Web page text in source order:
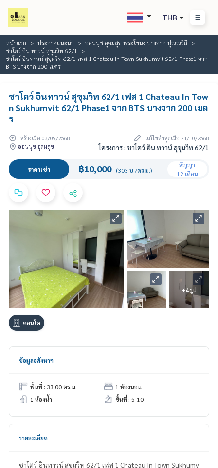
THB
หน้าแรก ประกาศแนะนำ
อ่อนนุช อุดมสุข พระโขนง บางจาก ปุณณวิถี
ชาโตว์ อิน ทาวน์ สุขุมวิท 62/1
ชาโตว์ อินทาวน์ สุขุมวิท 62/1 เฟส 1 Chateau In Town Sukhumvit 62/1 Phase1 จาก
BTS บางจาก 200 เมตร
ชาโตว์ อินทาวน์ สุขุมวิท 62/1 เฟส 1 Chateau In Tow
n Sukhumvit 62/1 Phase1 จาก BTS บางจาก 200 เมต
ร
สร้างเมื่อ 03/09/2568
แก้ไขล่าสุดเมื่อ 21/10/2568
อ่อนนุช อุดมสุข
โครงการ : ชาโตว์ อิน ทาวน์ สุขุมวิท 62/1
ราคาเช่า ฿10,000 (303 บ./ตร.ม.)
สัญญา
12 เดือน
+4 รูป
คอนโด
ข้อมูลอสังหาฯ
พื้นที่ : 33.00 ตร.ม.
1 ห้องนอน
1 ห้องน้ำ
ชั้นที่ : 5-10
รายละเอียด
ชาโตว์ อินทาวน์ สุขุมวิท 62/1 เฟส 1 Chateau In Town Sukhumv